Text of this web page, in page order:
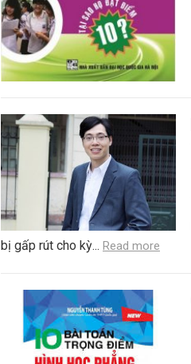
bị gấp rút cho kỳ... Read more